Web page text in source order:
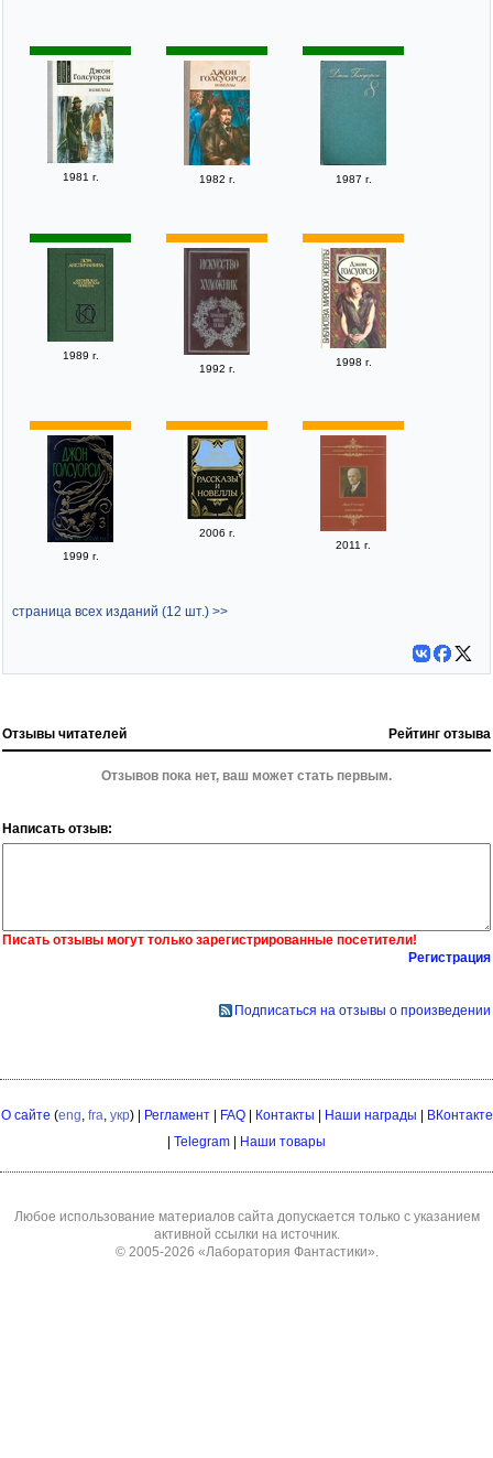
1981 г. 1982 г. 1987 г.
1989 г.
1992 г.
1998 г.
1999 г.
2006 г.
2011 г.
страница всех изданий (12 шт.) >>
Отзывы читателей Рейтинг отзыва
Отзывов пока нет, ваш может стать первым.
Написать отзыв:
Писать отзывы могут только зарегистрированные посетители!
Регистрация
Подписаться на отзывы о произведении
О сайте (eng fra укр) | Регламент| FAQ| Контакты | Наши награды | ВКонтакте
| Telegram | Наши товары
Любое использование материалов сайта допускается только с указанием
активной ссылки на источник.
© 2005-2026 «Лаборатория Фантастики»